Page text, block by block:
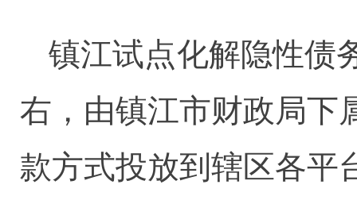
镇江试点化解隐性债
右，由镇江市财政局下
款方式投放到辖区各平